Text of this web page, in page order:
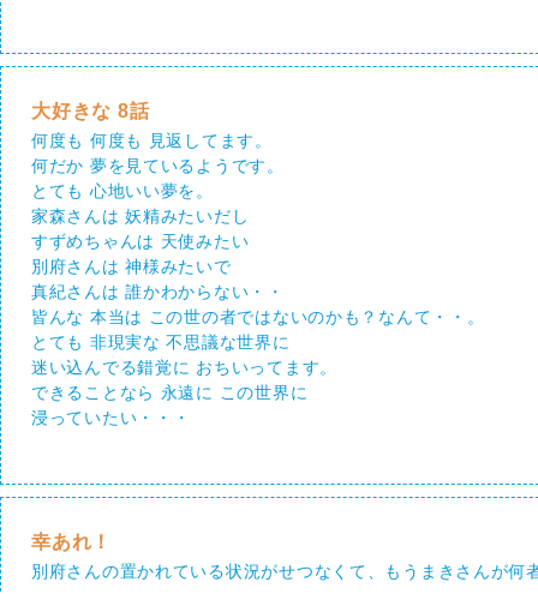
大好きな 8話
何度も 何度も 見返してます。
何だか 夢を見ているようです。
とても 心地いい夢を。
家森さんは 妖精みたいだし
すずめちゃんは 天使みたい
別府さんは 神様みたいで
真紀さんは 誰かわからない・・
皆んな 本当は この世の者ではないのかも？なんて・・。
とても 非現実な 不思議な世界に
迷い込んでる錯覚に おちいってます。
できることなら 永遠に この世界に
浸っていたい・・・
幸あれ！
別府さんの置かれている状況がせつなくて、もうまきさんが